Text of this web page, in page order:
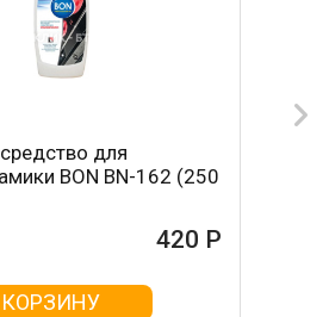
для
BON BN-162 (250
420 Р
КОРЗИНУ